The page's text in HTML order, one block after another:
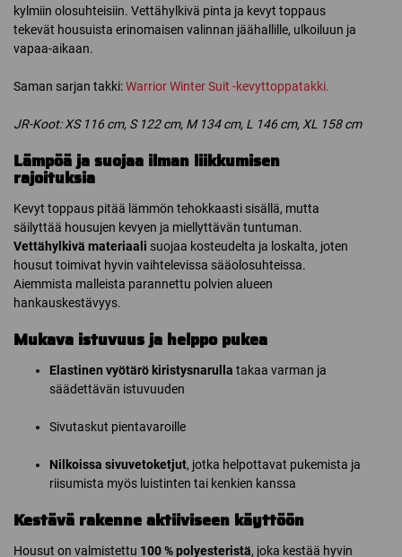
kylmiin olosuhteisiin. Vettähylkivä pinta ja kevyt toppaus
tekevät housuista erinomaisen valinnan jäähallille, ulkoiluun ja
vapaa-aikaan.
Saman sarjan takki:Warrior Winter Suit -kevyttoppatakki.
JR-Koot: XS 116 cm, S 122 cm, M 134 cm, L 146 cm, XL 158 cm
Lämpöä ja suojaa ilman liikkumisen
rajoituksia
Kevyt toppaus pitää lämmön tehokkaasti sisällä, mutta
säilyttää housujen kevyen ja miellyttävän tuntuman.
Vettähylkivä materiaali suojaa kosteudelta ja loskalta, joten
housut toimivat hyvin vaihtelevissa sääolosuhteissa.
Aiemmista malleista parannettu polvien alueen
hankauskestävyys.
Mukava istuvuus ja helppo pukea
Elastinen vyötärö kiristysnarulla takaa varman ja
säädettävän istuvuuden
Sivutaskut pientavaroille
Nilkoissa sivuvetoketjut, jotka helpottavat pukemista ja
riisumista myös luistinten tai kenkien kanssa
Kestävä rakenne aktiiviseen käyttöön
Housut on valmistettu 100 % polyesteristä, joka kestää hyvin